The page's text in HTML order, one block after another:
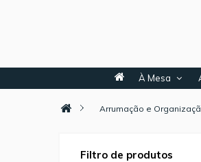
À Mesa
Arrumação e
Filtro de produtos